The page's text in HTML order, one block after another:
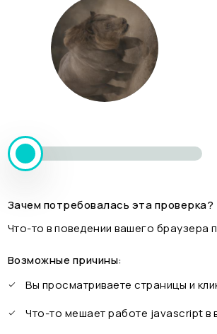
Зачем потребовалась эта проверка?
Что-то в поведении вашего браузера
Возможные причины:
Вы просматриваете страницы и
Что-то мешает работе javascript в